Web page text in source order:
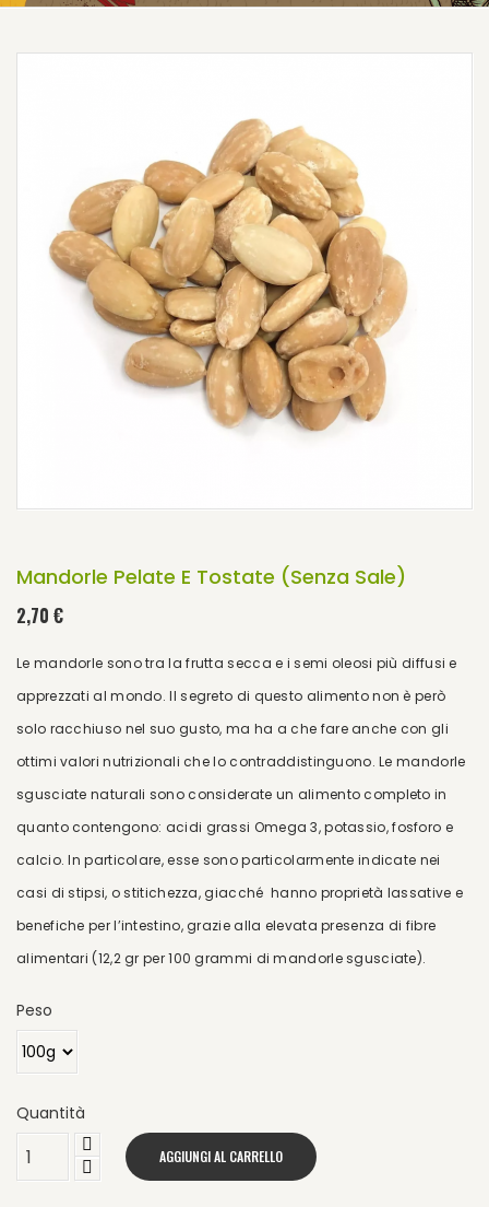
Mandorle Pelate E Tostate (senza Sale)
2,70 €
Le mandorle sono tra la frutta secca e i semi oleosi più diffusi e
apprezzati al mondo. Il segreto di questo alimento non è però
solo racchiuso nel suo gusto, ma ha a che fare anche con gli
ottimi valori nutrizionali che lo contraddistinguono. Le mandorle
sgusciate naturali sono considerate un alimento completo in
quanto contengono: acidi grassi Omega 3, potassio, fosforo e
calcio. In particolare, esse sono particolarmente indicate nei
casi di stipsi, o stitichezza, giacché hanno proprietà lassative e
benefiche per l’intestino, grazie alla elevata presenza di fibre
alimentari (12,2 gr per 100 grammi di mandorle sgusciate).
Peso
Quantità
AGGIUNGI AL CARRELLO